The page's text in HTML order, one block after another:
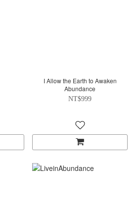
I Allow the Earth to Awaken
Abundance
NT$999